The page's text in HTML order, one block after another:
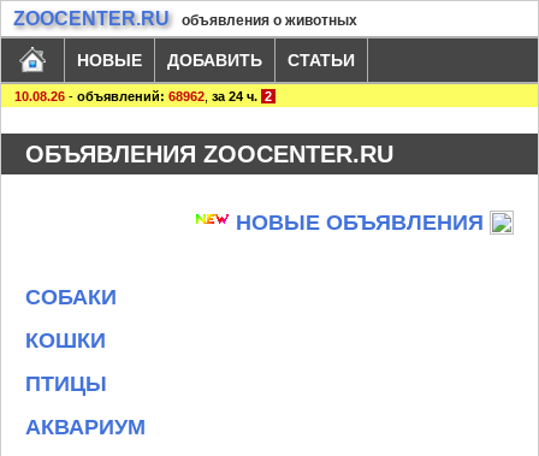
ZOOCENTER.RU объявления о животных
НОВЫЕ ДОБАВИТЬ СТАТЬИ
10.08.26 - объявлений: 68962 за 24 ч. 2
ОБЪЯВЛЕНИЯ ZOOCENTER.RU
НОВЫЕ ОБЪЯВЛЕНИЯ
СОБАКИ
КОШКИ
ПТИЦЫ
АКВАРИУМ